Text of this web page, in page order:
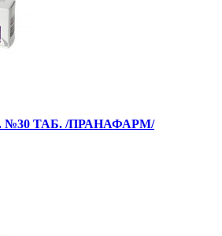
№30 ТАБ. /ПРАНАФАРМ/